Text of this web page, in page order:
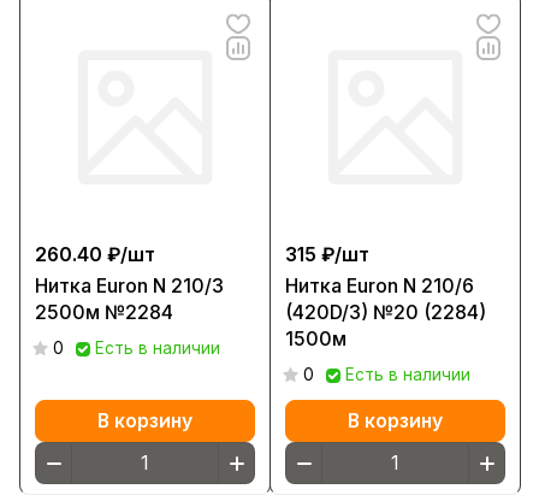
260.40 ₽/шт
Нитка Euron N 210/3
2500м №2284
0 Есть в наличии
В корзину
315 ₽/шт
Нитка Euron N 210/6
(420D/3) №20 (2284)
1500м
0 Есть в наличии
В корзину